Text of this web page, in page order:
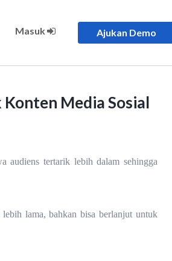
Masuk Ajukan Demo
Media Sosial
audiens tertarik lebih dalam sehingga
lama, bahkan bisa berlanjut untuk